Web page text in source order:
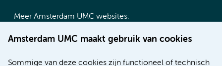
Amsterdam UMC maakt gebruik van cookies
Sommige van deze cookies zijn functioneel of technisch
Meer Amsterdam UMC websites:
Werken bij Amsterdam UMC
Nieuws